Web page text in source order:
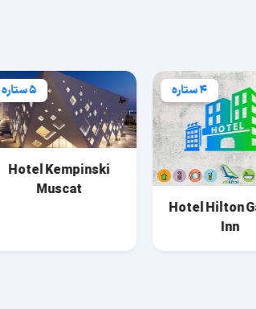
4 ستاره
Hotel Hilton
Inn
5 ستاره
Hotel Kempinski
Muscat